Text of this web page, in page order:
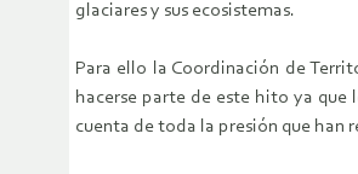
glaciares y sus ecosistemas.
Para ello la Coordinación de
hacerse parte de este hito ya que
cuenta de toda la presión que han